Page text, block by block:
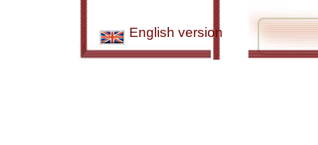
English version